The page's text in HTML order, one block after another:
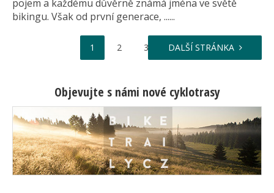
pojem a každému důvěrně známá jména ve světě
bikingu. Však od první generace, ......
1 2 3 20
DALŠÍ STRÁNKA
Objevujte s námi nové cyklotrasy